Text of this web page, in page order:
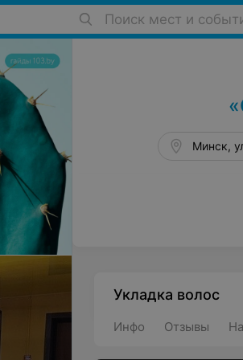
Поиск мест и
Салоны красоты в
Минск,
Укладка волос
Инфо Отзывы